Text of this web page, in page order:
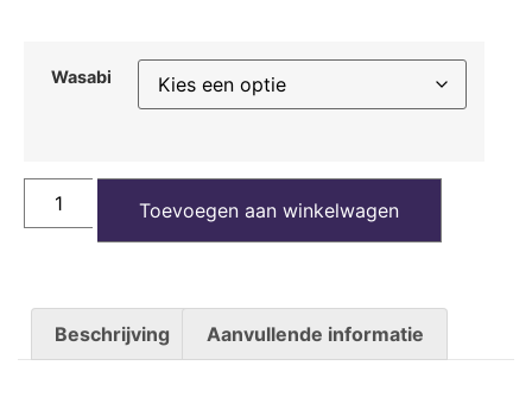
Wasabi
Toevoegen aan winkelwagen
Beschrijving Aanvullende informatie